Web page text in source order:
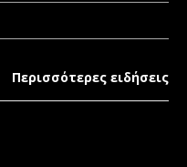
Περισσότερες ειδήσεις